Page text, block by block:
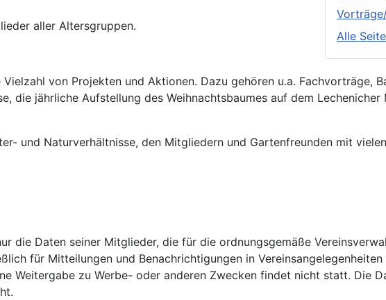
Alle
aller Altersgruppen.
von Projekten und Aktionen. Dazu gehören u.a. Fachvorträge,
die jährliche Aufstellung des Weihnachtsbaumes auf dem
und Naturverhältnisse, den Mitgliedern und Gartenfreunden mit
die Daten seiner Mitglieder, die für die ordnungsgemäße
für Mitteilungen und Benachrichtigungen in
Weitergabe zu Werbe- oder anderen Zwecken findet nicht statt. Die